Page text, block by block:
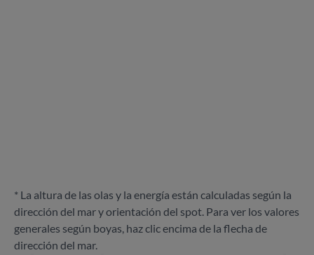
* La altura de las olas y la energía están calculadas según la
dirección del mar y orientación del spot. Para ver los valores
generales según boyas, haz clic encima de la flecha de
dirección del mar.